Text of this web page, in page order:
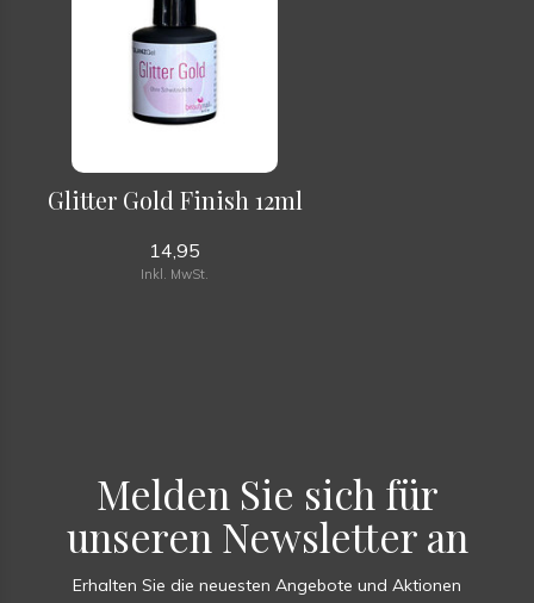
Glitter Gold Finish 12ml
14,95
Inkl. MwSt.
Melden Sie sich für
unseren Newsletter an
Erhalten Sie die neuesten Angebote und Aktionen